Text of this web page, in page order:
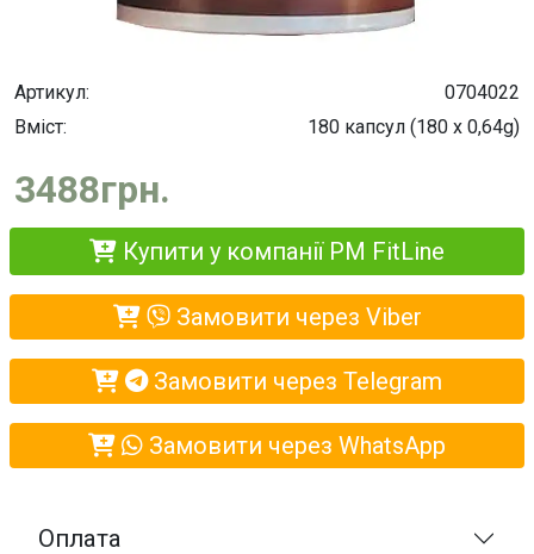
Артикул:
0704022
Вміст:
180 капсул (180 х 0,64g)
3488грн.
Купити у компанії PM FitLine
Замовити через Viber
Замовити через Telegram
Замовити через WhatsApp
Оплата